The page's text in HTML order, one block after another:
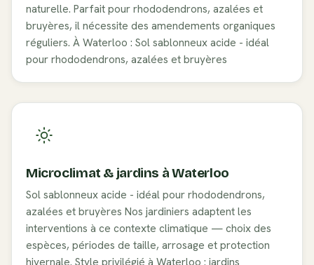
naturelle. Parfait pour rhododendrons, azalées et
bruyères, il nécessite des amendements organiques
réguliers. À Waterloo : Sol sablonneux acide - idéal
pour rhododendrons, azalées et bruyères
Microclimat & jardins àWaterloo
Sol sablonneux acide - idéal pour rhododendrons,
azalées et bruyères Nos jardiniers adaptent les
interventions à ce contexte climatique — choix des
espèces, périodes de taille, arrosage et protection
hivernale. Style privilégié à Waterloo : jardins